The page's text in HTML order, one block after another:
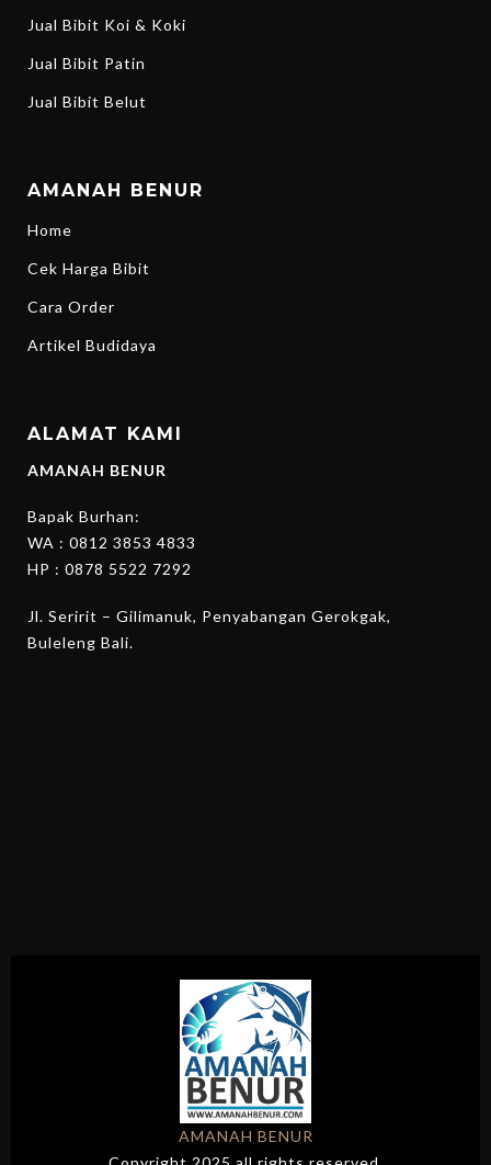
Jual Bibit Koi & Koki
Jual Bibit Patin
Jual Bibit Belut
AMANAH BENUR
Home
Cek Harga Bibit
Cara Order
Artikel Budidaya
ALAMAT KAMI
AMANAH BENUR
Bapak Burhan:
WA : 0812 3853 4833
HP : 0878 5522 7292
Jl. Seririt – Gilimanuk, Penyabangan Gerokgak,
Buleleng Bali.
AMANAH BENUR